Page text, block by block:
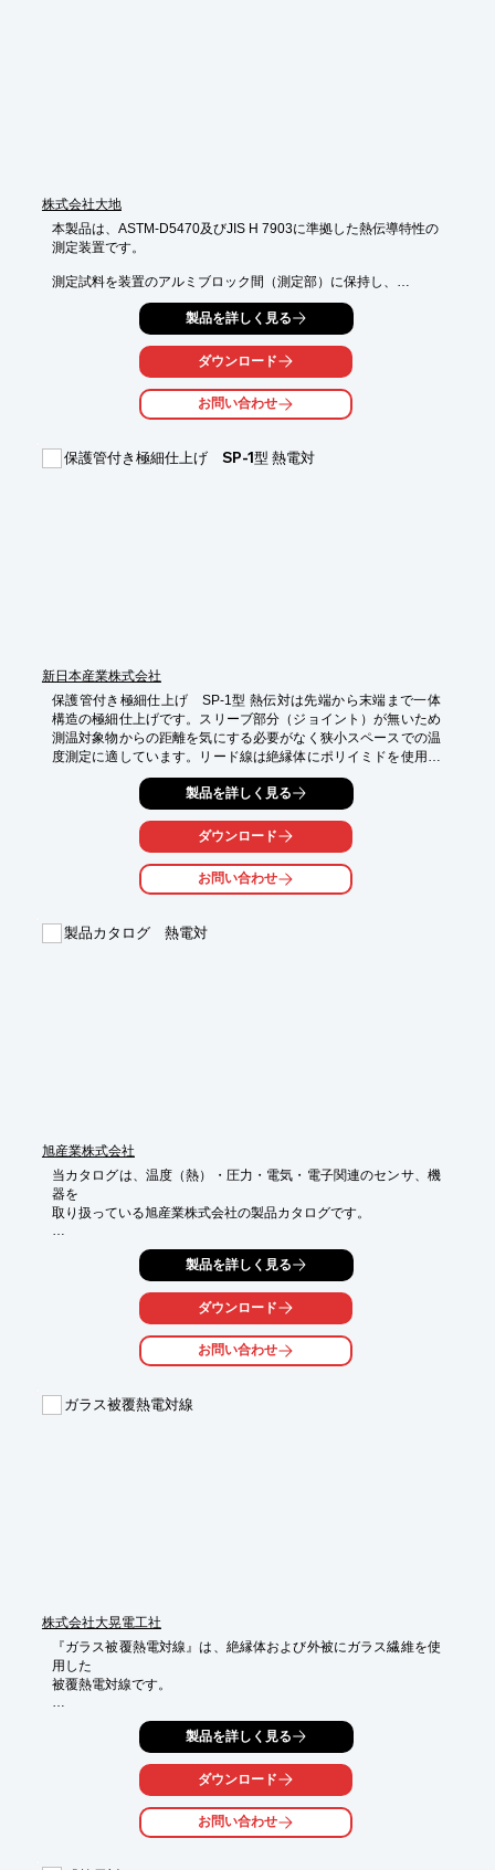
株式会社大地
本製品は、ASTM-D5470及びJIS H 7903に準拠した熱伝導特性の
測定装置です。
測定試料を装置のアルミブロック間（測定部）に保持し、
所定の圧力を加える。
上部に配置した綿状ヒータの熱流を測定試料に通過させ、
保持する上下のアルミブロックの温度差から自動計算し、熱抵抗
熱伝導率を算出し、表示します。
■装置寸法、重量：500mm×700mm×500mmH、30kg
製品を詳しく見る
ダウンロード
お問い合わせ
保護管付き極細仕上げ SP-1型 熱電対
新日本産業株式会社
保護管付き極細仕上げ　SP-1型 熱伝対は先端から末端まで一体
構造の極細仕上げです。スリーブ部分（ジョイント）が無いため
測温対象物からの距離を気にする必要がなく狭小スペースでの温
度測定に適しています。リード線は絶縁体にポリイミドを使用し
た極細仕上げです。ポリイミドはフッ素樹脂をしのぐ耐寒耐熱性
(-250～350℃)を有し耐薬品性・電気絶縁性・機械的強度に優れ
た素材です。詳しくはお問い合わせ、もしくはカタログをご覧く
製品を詳しく見る
ダウンロード
お問い合わせ
製品カタログ 熱電対
旭産業株式会社
当カタログは、温度（熱）・圧力・電気・電子関連のセンサ、機
器を
取り扱っている旭産業株式会社の製品カタログです。
熱電対をはじめ、貴金属熱電対や卑金属熱電対、高融点金属系熱
多数ご紹介しております。ご要望の際はお気軽にご連絡くださ
■卑金属熱電対
■高融点金属系熱電対
製品を詳しく見る
ダウンロード
お問い合わせ
ガラス被覆熱電対線
株式会社大晃電工社
『ガラス被覆熱電対線』は、絶縁体および外被にガラス繊維を使
用した
被覆熱電対線です。
ガラスは耐熱用の絶縁材料としては一般的なもので、250℃まで
使用できますが、絶縁抵抗が低く湿気の多い所での使用には不向
識別は糸を混ぜ編みしたスジ色入りになります。
■絶縁体および外被にガラス繊維を使用
製品を詳しく見る
ダウンロード
お問い合わせ